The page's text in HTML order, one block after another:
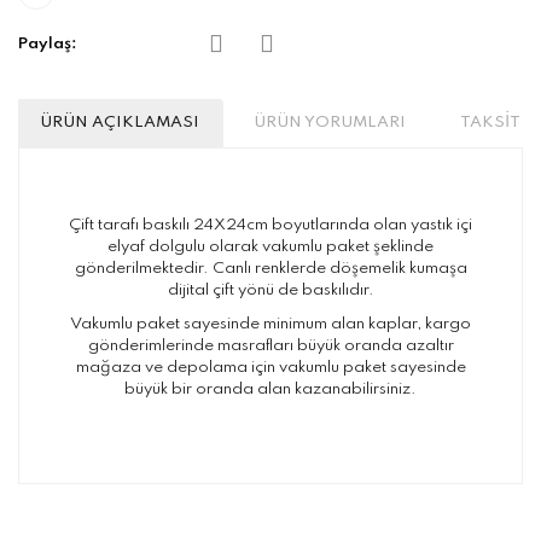
Paylaş:
ÜRÜN AÇIKLAMASI ÜRÜN YORUMLARI TAKSİT
Çift tarafı baskılı 24X24cm boyutlarında olan yastık içi
elyaf dolgulu olarak vakumlu paket şeklinde
gönderilmektedir. Canlı renklerde döşemelik kumaşa
dijital çift yönü de baskılıdır.
Vakumlu paket sayesinde minimum alan kaplar, kargo
gönderimlerinde masrafları büyük oranda azaltır
mağaza ve depolama için vakumlu paket sayesinde
büyük bir oranda alan kazanabilirsiniz.